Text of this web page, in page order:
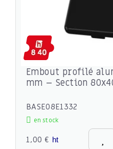
Embout profilé
mm – Section
BASE08E1332
en stock
1,00 € ht